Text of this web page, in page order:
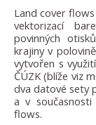
Land cover
vektorizací
povinných
krajiny v
vytvořen s
ČÚZK (blíže viz
dva datové sety
a v
flows.